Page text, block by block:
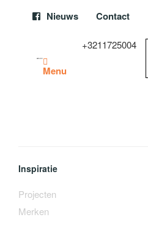
Nieuws Contact
Menu
+3211725004
Inspiratie
Projecten
Merken